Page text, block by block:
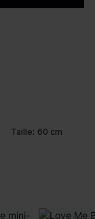
Taille: 60 cm